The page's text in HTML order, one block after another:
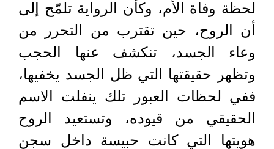
لحظة وفاة الأم، وكأن الرواية تلمّح إلى
أن الروح، حين تقترب من التحرر من
وعاء الجسد، تنكشف عنها الحجب
وتظهر حقيقتها التي ظل الجسد يخفيها،
ففي لحظات العبور تلك ينفلت الاسم
الحقيقي من قيوده، وتستعيد الروح
هويتها التي كانت حبيسة داخل سجن